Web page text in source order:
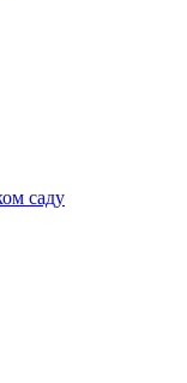
саду